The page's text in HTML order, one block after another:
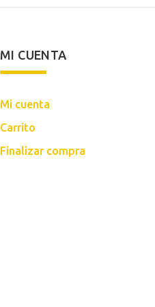
MI CUENTA
Mi cuenta
Carrito
Finalizar compra